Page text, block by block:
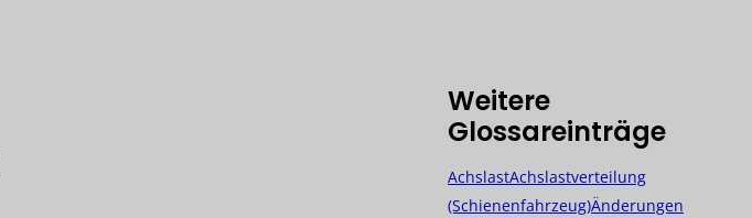
Weitere
Glossareinträge
AchslastAchslastverteilung
(Schienenfahrzeug)Änderungen